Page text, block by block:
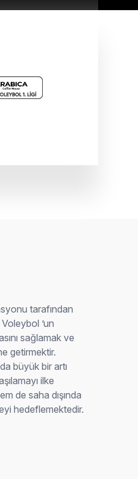
Oynadı
tarafından
’un
sağlamak ve
getirmektir.
büyük bir artı
ilke
de saha dışında
hedeflemektedir.